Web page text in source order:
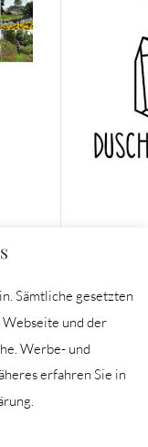
Sämtliche gesetzten
und der
Werbe- und
erfahren Sie in